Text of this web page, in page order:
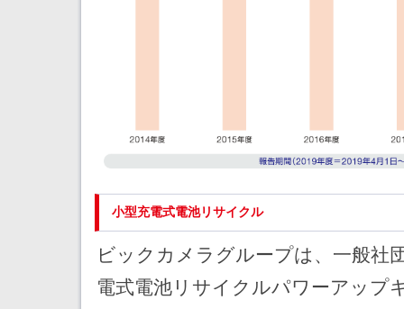
小型充電式電池リサイクル
ビックカメラグループは、一般社
電式電池リサイクルパワーアップ